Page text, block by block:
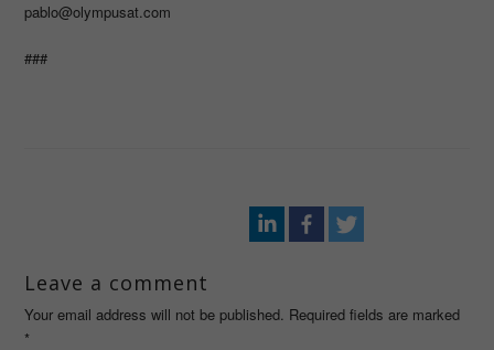
pablo@olympusat.com
###
Leave a comment
Your email address will not be published. Required fields are marked
*